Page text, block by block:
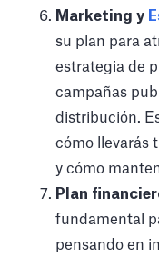
Marketing y
su plan para
estrategia de
campañas
distribución.
cómo llevarás
y cómo
Plan
fundamental
pensando en